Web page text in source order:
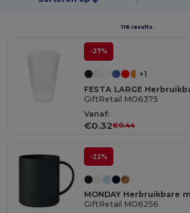
116 results.
-27%
+1
GiftRetail MO6375
Vanaf:
€0.32€0.44
-22%
MONDAY Herbruikbare
GiftRetail MO6256